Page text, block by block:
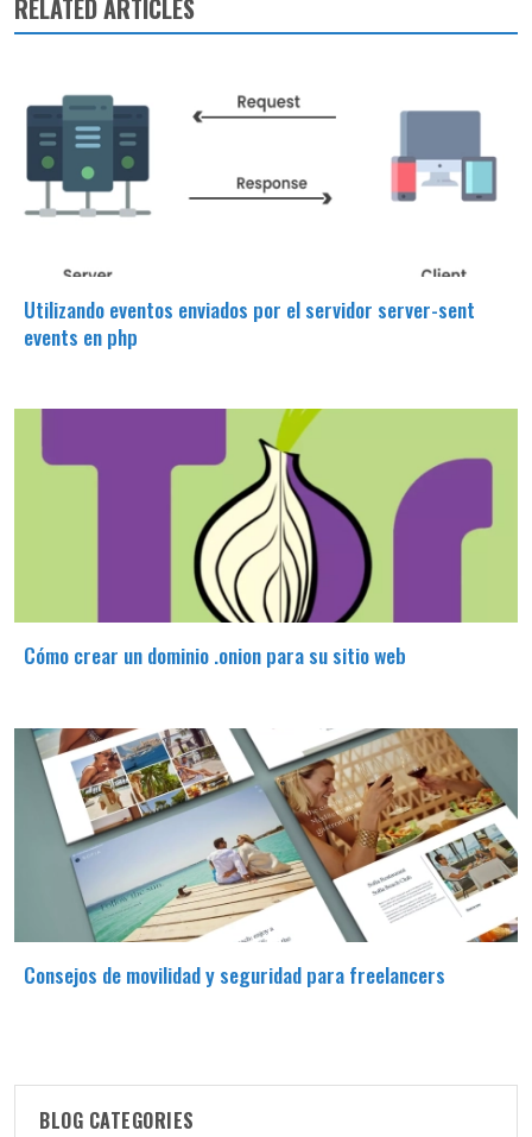
RELATED ARTICLES
Utilizando eventos enviados por el servidor server-sent
events en php
Cómo crear un dominio .onion para su sitio web
Consejos de movilidad y seguridad para freelancers
BLOG CATEGORIES